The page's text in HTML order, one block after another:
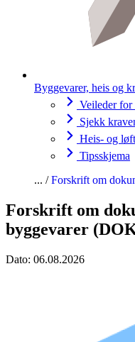
Byggevarer, heis og
Veileder for
Sjekk
Heis- og
Tipsskjema
Forskrift om
Forskrift om
byggevarer
Dato: 06.08.2026